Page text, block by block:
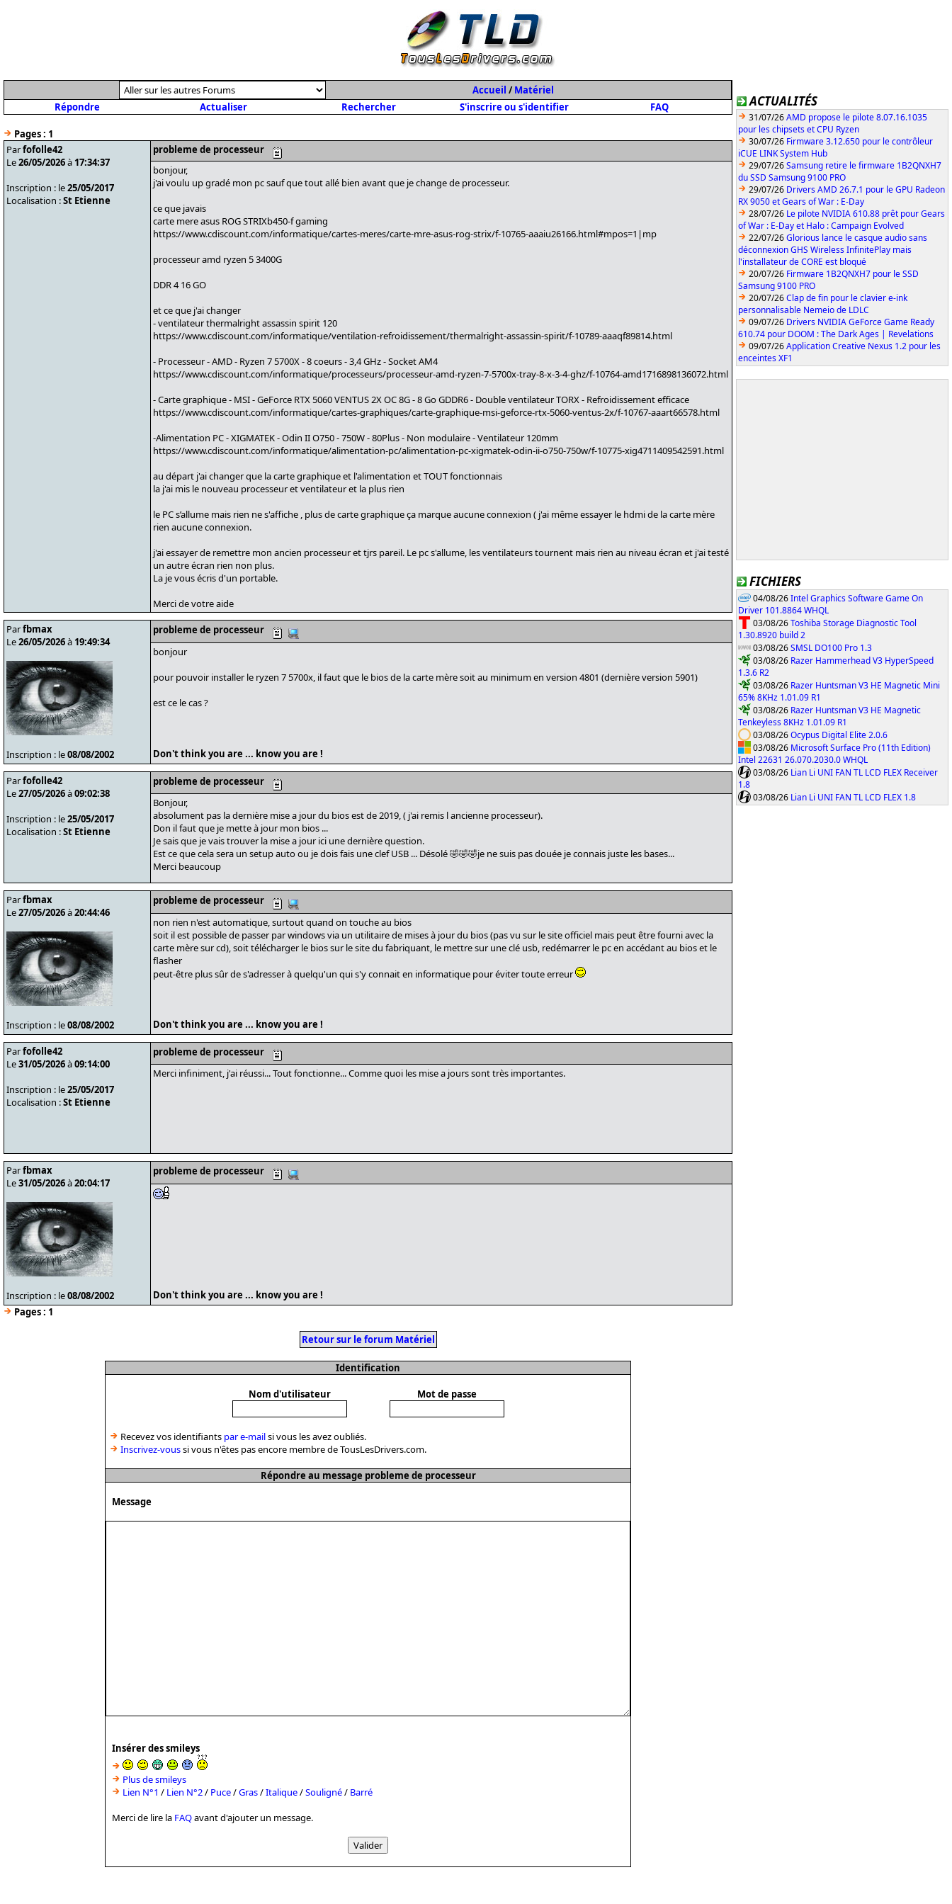
ACTUALITÉS
31/07/26AMD propose le pilote 8.07.16.1035
pour les chipsets et CPU Ryzen
30/07/26 Firmware 3.12.650 pour le contrôleur
iCUE LINK System Hub
29/07/26Samsung retire le firmware 1B2QNXH7
du SSD Samsung 9100 PRO
29/07/26 Drivers AMD 26.7.1 pour le GPU Radeon
RX 9050 et Gears of War : E-Day
28/07/26 Le pilote NVIDIA 610.88 prêt pour Gears
of War : E-Day et Halo : Campaign Evolved
22/07/26Glorious lance le casque audio sans
déconnexion GHS Wireless InfinitePlay mais
l'installateur de CORE est bloqué
20/07/26 Firmware 1B2QNXH7 pour le SSD
Samsung 9100 PRO
20/07/26Clap de fin pour le clavier e-ink
personnalisable Nemeio de LDLC
09/07/26 Drivers NVIDIA GeForce Game Ready
610.74 pour DOOM : The Dark Ages | Revelations
09/07/26Application Creative Nexus 1.2 pour les
enceintes XF1
FICHIERS
04/08/26Intel Graphics Software Game On
Driver 101.8864 WHQL
03/08/26Toshiba Storage Diagnostic Tool
1.30.8920 build 2
03/08/26SMSL DO100 Pro 1.3
03/08/26 Razer Hammerhead V3 HyperSpeed
1.3.6 R2
03/08/26 Razer Huntsman V3 HE Magnetic Mini
65% 8KHz 1.01.09 R1
03/08/26 Razer Huntsman V3 HE Magnetic
Tenkeyless 8KHz 1.01.09 R1
03/08/26Ocypus Digital Elite 2.0.6
03/08/26 Microsoft Surface Pro (11th Edition)
Intel 22631 26.070.2030.0 WHQL
03/08/26 Lian Li UNI FAN TL LCD FLEX Receiver
1.8
03/08/26 Lian Li UNI FAN TL LCD FLEX 1.8
Accueil /Matériel
Répondre
Actualiser Rechercher S'inscrire ou s'identifier FAQ
Pages : 1
Parfofolle42
Le26/05/2026à 17:34:37
Inscription : le25/05/2017
Localisation :St Etienne
probleme de processeur
bonjour,
j'ai voulu up gradé mon pc sauf que tout allé bien avant que je change de processeur.
ce que javais
carte mere asus ROG STRIXb450-f gaming
https://www.cdiscount.com/informatique/cartes-meres/carte-mre-asus-rog-strix/f-10765-aaaiu26166.html#mpos=1|mp
processeur amd ryzen 5 3400G
DDR 4 16 GO
et ce que j'ai changer
- ventilateur thermalright assassin spirit 120
https://www.cdiscount.com/informatique/ventilation-refroidissement/thermalright-assassin-spirit/f-10789-aaaqf89814.html
- Processeur - AMD - Ryzen 7 5700X - 8 coeurs - 3,4 GHz - Socket AM4
https://www.cdiscount.com/informatique/processeurs/processeur-amd-ryzen-7-5700x-tray-8-x-3-4-ghz/f-10764-amd1716898136072.html
- Carte graphique - MSI - GeForce RTX 5060 VENTUS 2X OC 8G - 8 Go GDDR6 - Double ventilateur TORX - Refroidissement efficace
https://www.cdiscount.com/informatique/cartes-graphiques/carte-graphique-msi-geforce-rtx-5060-ventus-2x/f-10767-aaart66578.html
-Alimentation PC - XIGMATEK - Odin II O750 - 750W - 80Plus - Non modulaire - Ventilateur 120mm
https://www.cdiscount.com/informatique/alimentation-pc/alimentation-pc-xigmatek-odin-ii-o750-750w/f-10775-xig4711409542591.html
au départ j'ai changer que la carte graphique et l'alimentation et TOUT fonctionnais
la j'ai mis le nouveau processeur et ventilateur et la plus rien
le PC s’allume mais rien ne s'affiche , plus de carte graphique ça marque aucune connexion ( j'ai même essayer le hdmi de la carte mère
rien aucune connexion.
j'ai essayer de remettre mon ancien processeur et tjrs pareil. Le pc s'allume, les ventilateurs tournent mais rien au niveau écran et j'ai testé
un autre écran rien non plus.
La je vous écris d'un portable.
Merci de votre aide
Parfbmax
Le26/05/2026à 19:49:34
Inscription : le08/08/2002
probleme de processeur
bonjour
pour pouvoir installer le ryzen 7 5700x, il faut que le bios de la carte mère soit au minimum en version 4801 (dernière version 5901)
est ce le cas ?
Don't think you are ... know you are !
Parfofolle42
Le27/05/2026à09:02:38
Inscription : le25/05/2017
Localisation :St Etienne
probleme de processeur
Bonjour,
absolument pas la dernière mise a jour du bios est de 2019, ( j'ai remis l ancienne processeur).
Don il faut que je mette à jour mon bios ...
Je sais que je vais trouver la mise a jour ici une dernière question.
Est ce que cela sera un setup auto ou je dois fais une clef USB ... Désolé 🤣🤣🤣je ne suis pas douée je connais juste les bases...
Merci beaucoup
Parfbmax
Le27/05/2026à20:44:46
Inscription : le08/08/2002
probleme de processeur
non rien n'est automatique, surtout quand on touche au bios
soit il est possible de passer par windows via un utilitaire de mises à jour du bios (pas vu sur le site officiel mais peut être fourni avec la
carte mère sur cd), soit télécharger le bios sur le site du fabriquant, le mettre sur une clé usb, redémarrer le pc en accédant au bios et le
flasher
peut-être plus sûr de s'adresser à quelqu'un qui s'y connait en informatique pour éviter toute erreur
Don't think you are ... know you are !
Parfofolle42
Le31/05/2026à09:14:00
Inscription : le25/05/2017
Localisation :St Etienne
probleme de processeur
Merci infiniment, j'ai réussi... Tout fonctionne... Comme quoi les mise a jours sont très importantes.
Parfbmax
Le31/05/2026à20:04:17
Inscription : le08/08/2002
probleme de processeur
Don't think you are ... know you are !
Pages : 1
Retour sur le forum Matériel
Identification
Nom d'utilisateur Mot de passe
Recevez vos identifiants par e-mailsi vous les avez oubliés.
Inscrivez-voussi vous n'êtes pas encore membre de TousLesDrivers.com.
Répondre au message probleme de processeur
Message
Insérer des smileys
Plus de smileys
Lien N°1 / Lien N°2/ Puce/Gras/Italique/Souligné/ Barré
Merci de lire la FAQavant d'ajouter un message.